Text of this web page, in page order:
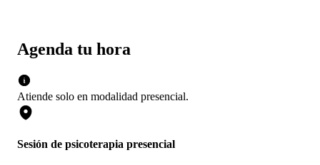
Agenda tu hora
Atiende solo en modalidad presencial.
Sesión de psicoterapia presencial